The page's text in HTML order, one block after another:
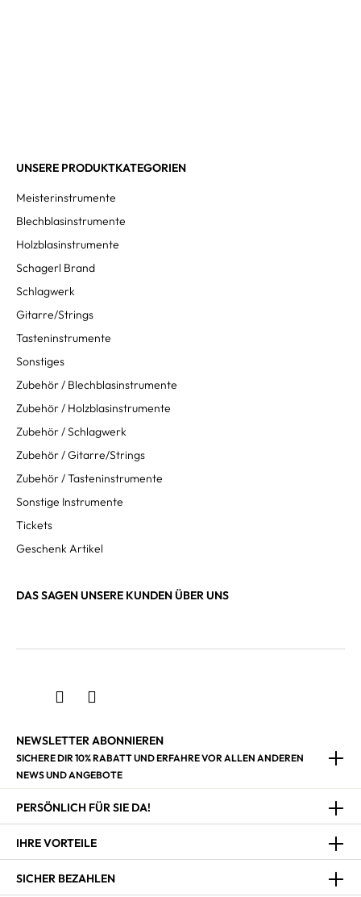
UNSERE PRODUKTKATEGORIEN
Meisterinstrumente
Blechblasinstrumente
Holzblasinstrumente
Schagerl Brand
Schlagwerk
Gitarre/Strings
Tasteninstrumente
Sonstiges
Zubehör / Blechblasinstrumente
Zubehör / Holzblasinstrumente
Zubehör / Schlagwerk
Zubehör / Gitarre/Strings
Zubehör / Tasteninstrumente
Sonstige Instrumente
Tickets
Geschenk Artikel
DAS SAGEN UNSERE KUNDEN ÜBER UNS
NEWSLETTER ABONNIEREN
SICHERE DIR 10% RABATT UND ERFAHRE VOR ALLEN ANDEREN
NEWS UND ANGEBOTE
PERSÖNLICH FÜR SIE DA!
IHRE VORTEILE
SICHER BEZAHLEN